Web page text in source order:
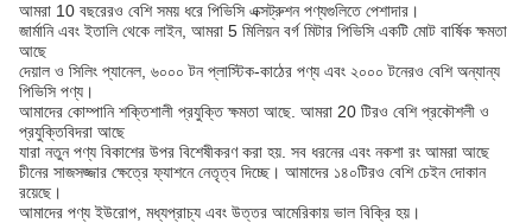
আমরা 10 বছরেরও বেশি সময় ধরে পিভিসি এক্সট্রুশন পণ্যগুলিতে পেশাদার।
জার্মানি এবং ইতালি থেকে লাইন, আমরা 5 মিলিয়ন বর্গ মিটার পিভিসি একটি মোট বার্ষিক ক্ষমতা
আছে
দেয়াল ও সিলিং প্যানেল, ৬০০০ টন প্লাস্টিক-কাঠের পণ্য এবং ২০০০ টনেরও বেশি অন্যান্য
পিভিসি পণ্য।
আমাদের কোম্পানি শক্তিশালী প্রযুক্তি ক্ষমতা আছে. আমরা 20 টিরও বেশি প্রকৌশলী ও
প্রযুক্তিবিদরা আছে
যারা নতুন পণ্য বিকাশের উপর বিশেষীকরণ করা হয়. সব ধরনের এবং নকশা রং আমরা আছে
চীনের সাজসজ্জার ক্ষেত্রে ফ্যাশনে নেতৃত্ব দিচ্ছে। আমাদের ১৪০টিরও বেশি চেইন দোকান
রয়েছে।
আমাদের পণ্য ইউরোপ, মধ্যপ্রাচ্য এবং উত্তর আমেরিকায় ভাল বিক্রি হয়।